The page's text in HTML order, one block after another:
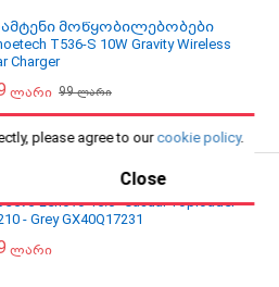
მოწყობილებობები
T536-S 10W Gravity Wireless
Charger
ლარი 99ლარი
Lenovo 15.6" Casual Toploader
- Grey GX40Q17231
ლარი
please agree to our cookie policy.
Close